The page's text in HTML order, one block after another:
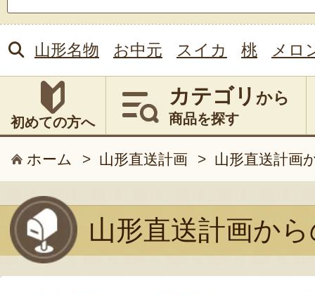
索:
山形名物 お中元 スイカ 桃 メロ
初めての方へ
カテゴリ から
商品を探す
ホーム > 山形直送計画 > 山形直送計画
山形直送計画か